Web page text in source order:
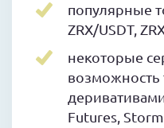
популярные
ZRX/USDT,
некоторые
возможность
Futures,